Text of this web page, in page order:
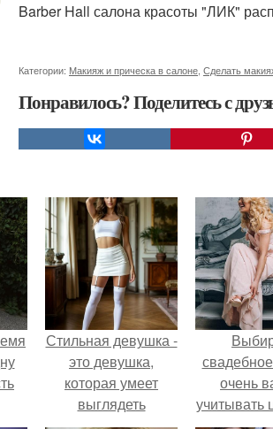
Barber Hall салона красоты "ЛИК"
Категории: Макияж и прическа в салоне Сделать
Понравилось? Поделитесь с
Стильная девушка -
это девушка,
которая умеет
выглядеть
очень
учитывать